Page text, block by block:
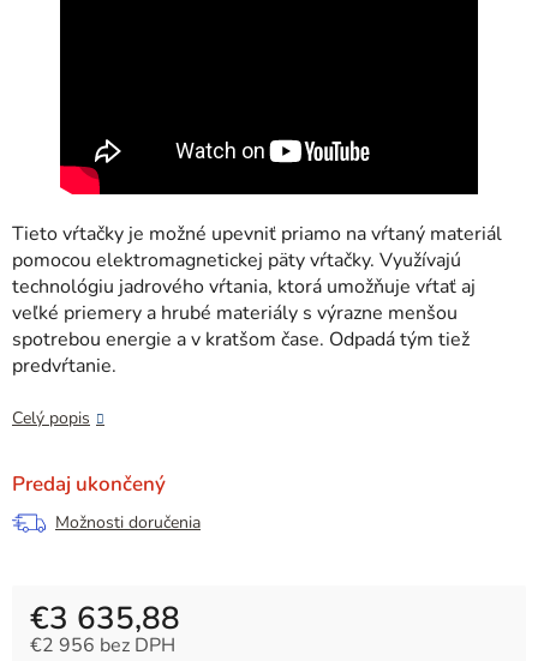
Tieto vŕtačky je možné upevniť priamo na vŕtaný materiál
pomocou elektromagnetickej päty vŕtačky. Využívajú
technológiu jadrového vŕtania, ktorá umožňuje vŕtať aj
veľké priemery a hrubé materiály s výrazne menšou
spotrebou energie a v kratšom čase. Odpadá tým tiež
predvŕtanie.
Celý popis
Predaj ukončený
Možnosti doručenia
€3 635,88
€2 956 bez DPH